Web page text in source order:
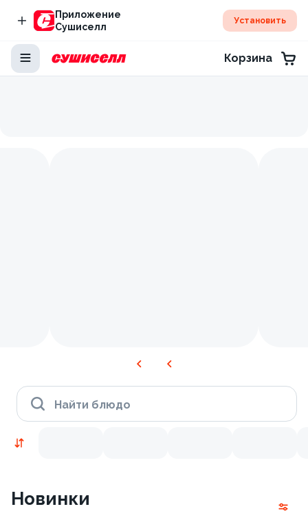
Приложение
Сушиселл
Установить
Корзина
Найти блюдо
Новинки